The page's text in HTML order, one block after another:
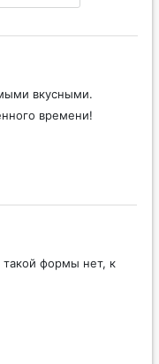
вкусными.
времени!
формы нет, к